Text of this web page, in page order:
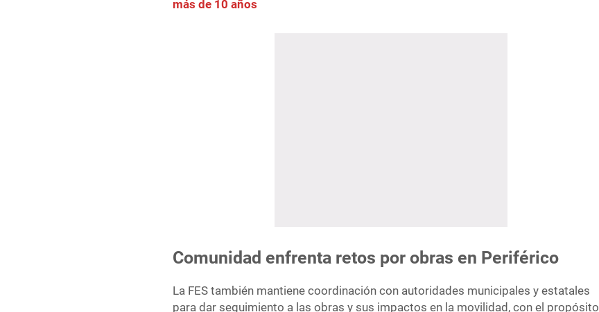
más de 10 años
Comunidad enfrenta retos por obras en Periférico
La FES también mantiene coordinación con autoridades municipales y estatales
para dar seguimiento a las obras y sus impactos en la movilidad, con el propósito